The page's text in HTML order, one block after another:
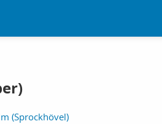
(Sprockhövel)